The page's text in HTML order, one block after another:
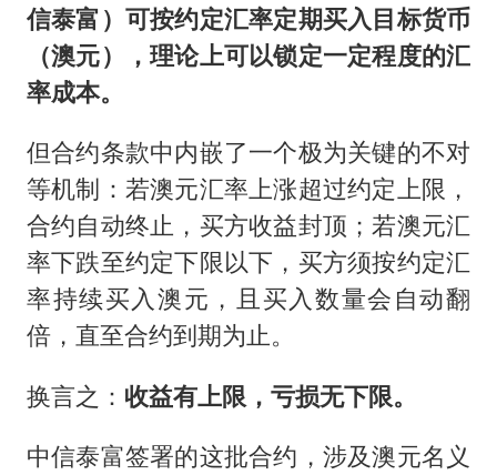
信泰富）可按约定汇率定期买入目标货币
（澳元），理论上可以锁定一定程度的汇
率成本。
但合约条款中内嵌了一个极为关键的不对
等机制：若澳元汇率上涨超过约定上限，
合约自动终止，买方收益封顶；若澳元汇
率下跌至约定下限以下，买方须按约定汇
率持续买入澳元，且买入数量会自动翻
倍，直至合约到期为止。
换言之： 收益有上限，亏损无下限。
中信泰富签署的这批合约，涉及澳元名义